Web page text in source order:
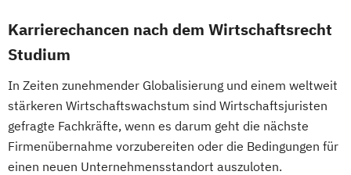
Gesundheitspsychologie
Gesundheitspädagogik
Gesundheitsökonomie Growth Hacking
Growth Hacking (DE/EN)
Growth Hacking for Entrepreneurs (DE/EN)
Heilpädagogik
Heilpädagogik und Inklusion
Robotics and Artificial Intelligence
Romanistik
Technische Mathematik Visuelle Kultur
Wirtschaftsinformatik
Wirtschaftsrecht
Wissenschaft
Technik & Gesellschaft
Karrierechancen nach dem Wirtschaftsrecht
Studium
In Zeiten zunehmender Globalisierung und einem weltweit
stärkeren Wirtschaftswachstum sind Wirtschaftsjuristen
gefragte Fachkräfte, wenn es darum geht die nächste
Firmenübernahme vorzubereiten oder die Bedingungen für
einen neuen Unternehmensstandort auszuloten.